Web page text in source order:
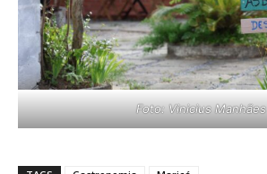
Foto: Vinicius Manhães